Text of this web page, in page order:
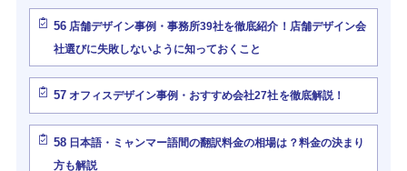
56店舗デザイン事例・事務所39社を徹底紹介！店舗デザイン会
社選びに失敗しないように知っておくこと
57オフィスデザイン事例・おすすめ会社27社を徹底解説！
58日本語・ミャンマー語間の翻訳料金の相場は？料金の決まり
方も解説